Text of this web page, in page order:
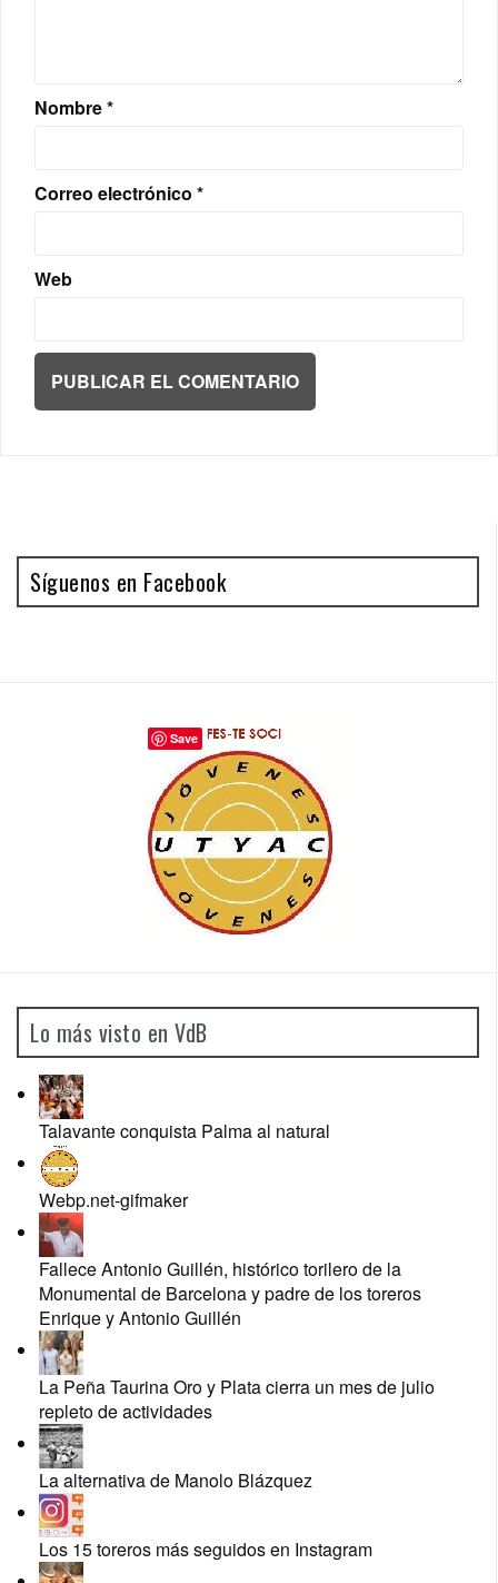
Nombre*
Correo electrónico *
Web
Síguenos en Facebook
Lo más visto en VdB
Talavante conquista Palma al natural
Webp.net-gifmaker
Fallece Antonio Guillén, histórico torilero de la
Monumental de Barcelona y padre de los toreros
Enrique y Antonio Guillén
La Peña Taurina Oro y Plata cierra un mes de julio
repleto de actividades
La alternativa de Manolo Blázquez
Los 15 toreros más seguidos en Instagram
Save